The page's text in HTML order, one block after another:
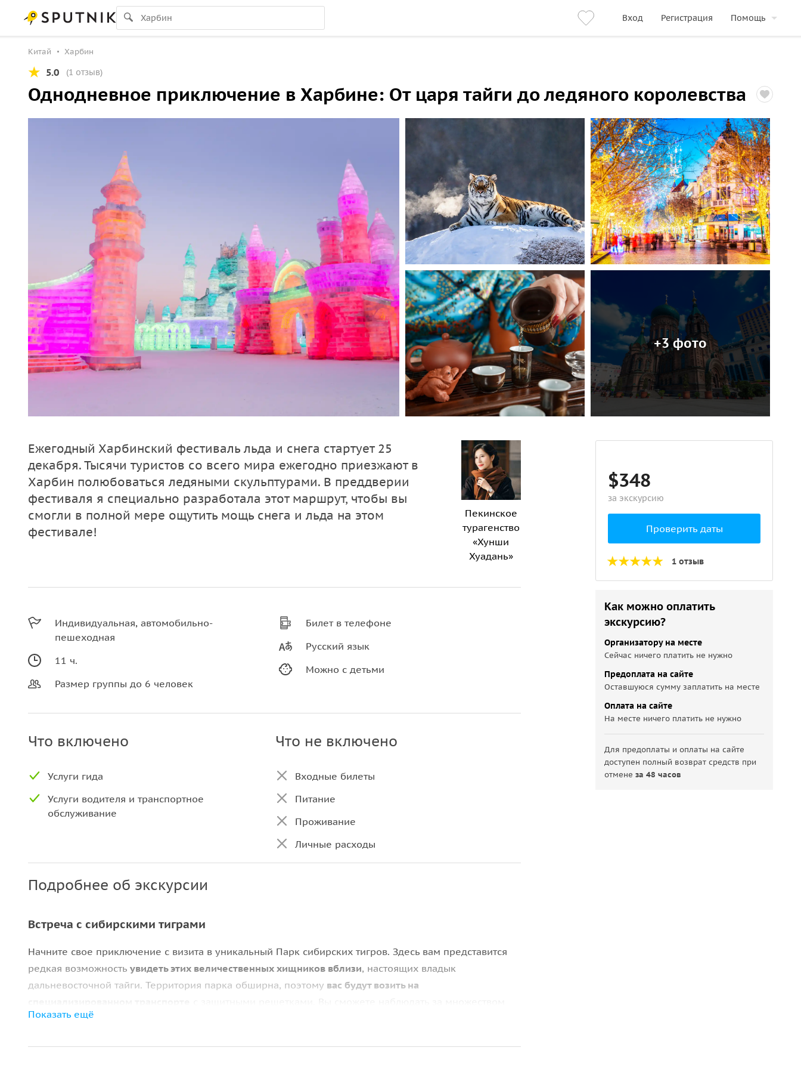
Вход Регистрация Помощь
Китай Харбин
5.0 (1 отзыв)
Однодневное приключение в Харбине: От царя тайги до ледяного королевства
+3 фото
Ежегодный Харбинский фестиваль льда и снега стартует 25
декабря. Тысячи туристов со всего мира ежегодно приезжают в
Харбин полюбоваться ледяными скульптурами. В преддверии
фестиваля я специально разработала этот маршрут, чтобы вы
смогли в полной мере ощутить мощь снега и льда на этом
фестивале!
Пекинское
турагенство
«Хунши
Хуадань»
Индивидуальная, автомобильно-
пешеходная
11 ч.
Размер группы до 6 человек
Билет в телефоне
Русский язык
Можно с детьми
Что включено
Услуги гида
Услуги водителя и транспортное
обслуживание
Что не включено
Входные билеты
Питание
Проживание
Личные расходы
Подробнее об экскурсии
Встреча с сибирскими тиграми
Начните свое приключение с визита в уникальный Парк сибирских тигров. Здесь вам представится
редкая возможность увидеть этих величественных хищников вблизи, настоящих владык
дальневосточной тайги. Территория парка обширна, поэтому вас будут возить на
тигров и, при желании, приобрести для них угощение (под присмотром работников парка).
Чайная пауза
Показать ещё
$348
за экскурсию
Проверить даты
1 отзыв
Как можно оплатить
экскурсию?
Организатору на месте
Сейчас ничего платить не нужно
Предоплата на сайте
Оставшуюся сумму заплатить на месте
Оплата на сайте
На месте ничего платить не нужно
Для предоплаты и оплаты на сайте
доступен полный возврат средств при
отменеза 48 часов